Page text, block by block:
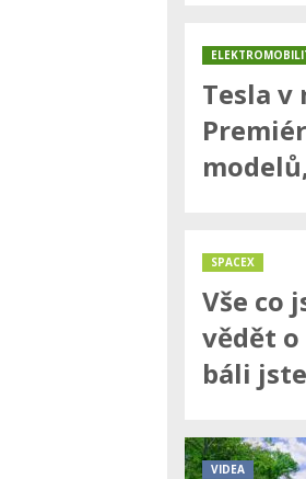
Tesla v
Vše co
vědět
báli
SPACEX
VIDEA